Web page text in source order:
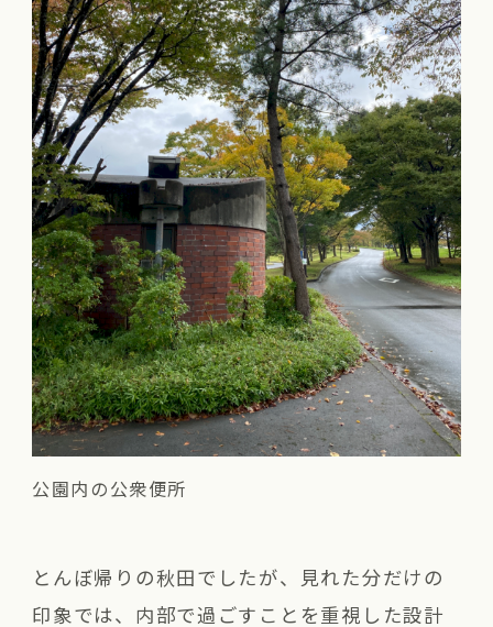
公園内の公衆便所
とんぼ帰りの秋田でしたが、見れた分だけの
印象では、内部で過ごすことを重視した設計